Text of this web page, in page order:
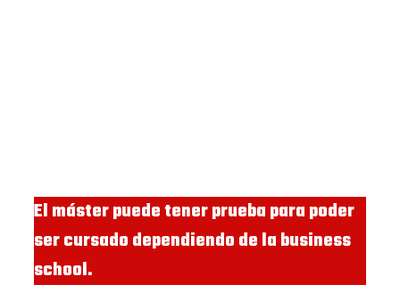
El máster puede tener prueba para poder
ser cursado dependiendo de la business
school.